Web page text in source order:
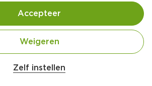
over dit product
veiligheidswaarschuwing
Zelf instellen
Weigeren
Accepteer